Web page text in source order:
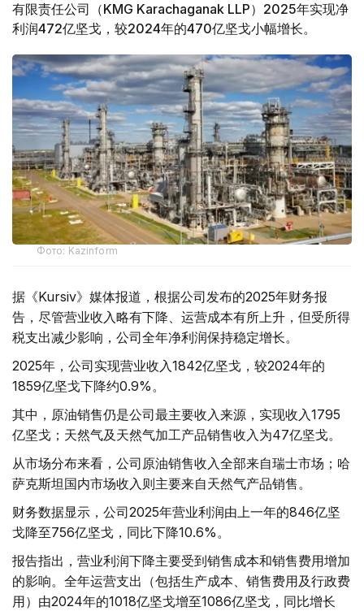
有限责任公司（KMG Karachaganak LLP）2025年实现净
利润472亿坚戈，较2024年的470亿坚戈小幅增长。
Фото: Kazinform
据《Kursiv》媒体报道，根据公司发布的2025年财务报
告，尽管营业收入略有下降、运营成本有所上升，但受所得
税支出减少影响，公司全年净利润保持稳定增长。
2025年，公司实现营业收入1842亿坚戈，较2024年的
1859亿坚戈下降约0.9%。
其中，原油销售仍是公司最主要收入来源，实现收入1795
亿坚戈；天然气及天然气加工产品销售收入为47亿坚戈。
从市场分布来看，公司原油销售收入全部来自瑞士市场；哈
萨克斯坦国内市场收入则主要来自天然气产品销售。
财务数据显示，公司2025年营业利润由上一年的846亿坚
戈降至756亿坚戈，同比下降10.6%。
报告指出，营业利润下降主要受到销售成本和销售费用增加
的影响。全年运营支出（包括生产成本、销售费用及行政费
用）由2024年的1018亿坚戈增至1086亿坚戈，同比增长